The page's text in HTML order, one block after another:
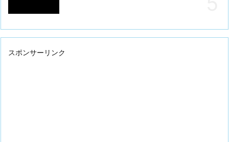
スポンサーリンク